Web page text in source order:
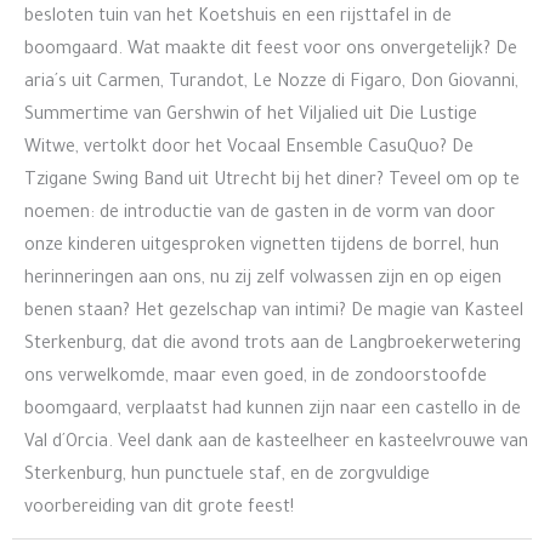
besloten tuin van het Koetshuis en een rijsttafel in de
boomgaard. Wat maakte dit feest voor ons onvergetelijk? De
aria´s uit Carmen, Turandot, Le Nozze di Figaro, Don Giovanni,
Summertime van Gershwin of het Viljalied uit Die Lustige
Witwe, vertolkt door het Vocaal Ensemble CasuQuo? De
Tzigane Swing Band uit Utrecht bij het diner? Teveel om op te
noemen: de introductie van de gasten in de vorm van door
onze kinderen uitgesproken vignetten tijdens de borrel, hun
herinneringen aan ons, nu zij zelf volwassen zijn en op eigen
benen staan? Het gezelschap van intimi? De magie van Kasteel
Sterkenburg, dat die avond trots aan de Langbroekerwetering
ons verwelkomde, maar even goed, in de zondoorstoofde
boomgaard, verplaatst had kunnen zijn naar een castello in de
Val d´Orcia. Veel dank aan de kasteelheer en kasteelvrouwe van
Sterkenburg, hun punctuele staf, en de zorgvuldige
voorbereiding van dit grote feest!